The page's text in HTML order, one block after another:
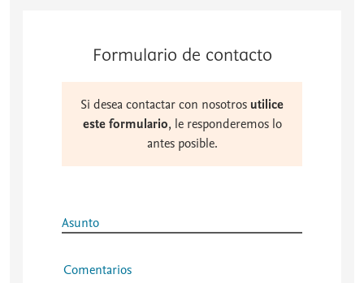
Formulario de contacto
Si desea contactar con nosotros utilice
este formulario, le responderemos lo
antes posible.
Asunto